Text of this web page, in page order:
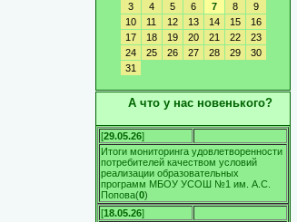
3
4 5 6 7 8
9
10
11 12 13 14 15
16
17
18 19 20 21 22
23
24
25 26 27 28 29
30
31
А что у нас новенького?
[29.05.26]
Итоги мониторинга удовлетворенности
потребителей качеством условий
реализации образовательных
программ МБОУ УСОШ №1 им. А.С.
Попова(0)
[18.05.26]